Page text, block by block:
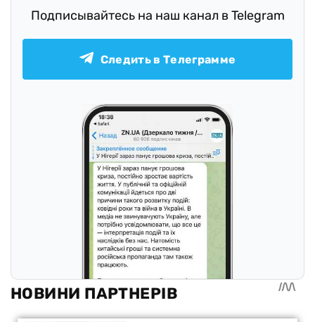
Подписывайтесь на наш канал в Telegram
Следить в Телеграмме